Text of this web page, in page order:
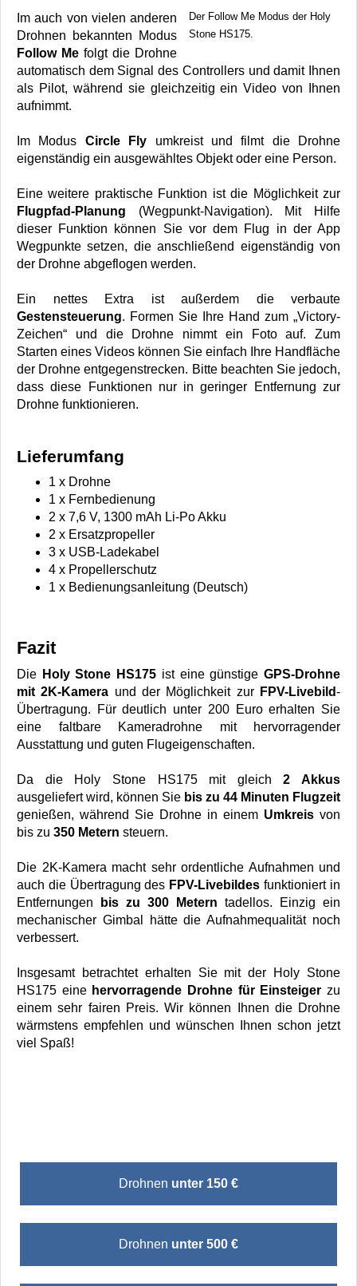
Der Follow Me Modus der Holy
Stone HS175.
Im auch von vielen anderen
Drohnen bekannten Modus
Follow Me folgt die Drohne
automatisch dem Signal des Controllers und damit Ihnen
als Pilot, während sie gleichzeitig ein Video von Ihnen
aufnimmt.
Im Modus Circle Fly umkreist und filmt die Drohne
eigenständig ein ausgewähltes Objekt oder eine Person.
Eine weitere praktische Funktion ist die Möglichkeit zur
Flugpfad-Planung (Wegpunkt-Navigation). Mit Hilfe
dieser Funktion können Sie vor dem Flug in der App
Wegpunkte setzen, die anschließend eigenständig von
der Drohne abgeflogen werden.
Ein nettes Extra ist außerdem die verbaute
Gestensteuerung. Formen Sie Ihre Hand zum „Victory-
Zeichen“ und die Drohne nimmt ein Foto auf. Zum
Starten eines Videos können Sie einfach Ihre Handfläche
der Drohne entgegenstrecken. Bitte beachten Sie jedoch,
dass diese Funktionen nur in geringer Entfernung zur
Drohne funktionieren.
Lieferumfang
1 x Drohne
1 x Fernbedienung
2 x 7,6 V, 1300 mAh Li-Po Akku
2 x Ersatzpropeller
3 x USB-Ladekabel
4 x Propellerschutz
1 x Bedienungsanleitung (Deutsch)
Fazit
Die Holy Stone HS175 ist eine günstigeGPS-Drohne
mit 2K-Kamera und der Möglichkeit zur FPV-Livebild-
Übertragung. Für deutlich unter 200 Euro erhalten Sie
eine faltbare Kameradrohne mit hervorragender
Ausstattung und guten Flugeigenschaften.
Da die Holy Stone HS175 mit gleich2 Akkus
ausgeliefert wird, können Sie bis zu 44 Minuten Flugzeit
genießen, während Sie Drohne in einem Umkreis von
bis zu 350 Metern steuern.
Die 2K-Kamera macht sehr ordentliche Aufnahmen und
auch die Übertragung des FPV-Livebildes funktioniert in
Entfernungen
bis zu 300 Metern tadellos. Einzig ein
mechanischer Gimbal hätte die Aufnahmequalität noch
verbessert.
Insgesamt betrachtet erhalten Sie mit der Holy Stone
HS175 eine hervorragende Drohne für Einsteiger zu
einem sehr fairen Preis. Wir können Ihnen die Drohne
wärmstens empfehlen und wünschen Ihnen schon jetzt
viel Spaß!
Drohnen unter 150 €
Drohnen unter 500 €